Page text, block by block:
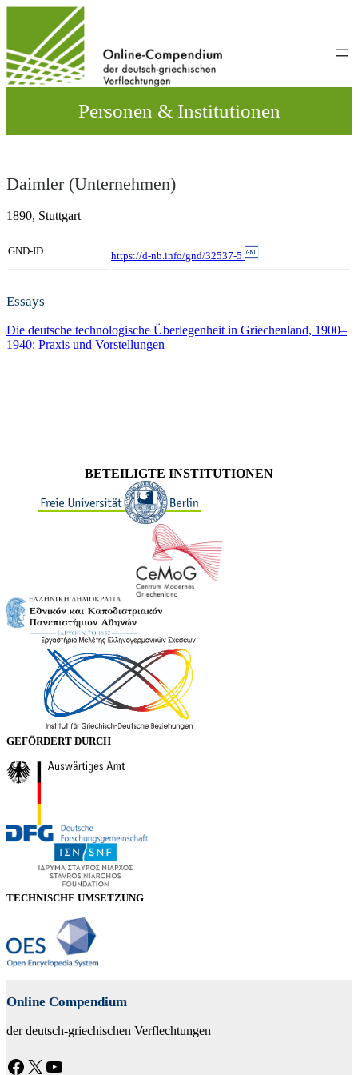
wechseln
Personen & Institutionen
Daimler (Unternehmen)
1890, Stuttgart
GND-ID https://d-nb.info/gnd/32537-5
Essays
Die deutsche technologische Überlegenheit in Griechenland, 1900–
1940: Praxis und Vorstellungen
BETEILIGTE INSTITUTIONEN
GEFÖRDERT DURCH
TECHNISCHE UMSETZUNG
Online Compendium
der deutsch-griechischen Verflechtungen
Facebook X YouTube